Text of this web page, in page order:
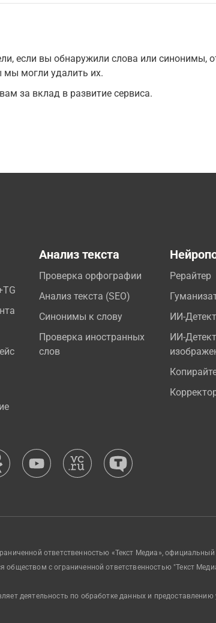
если вы обнаружили слова или синонимы,
мы могли удалить их.
за вклад в развитие сервиса.
Анализ текста
Проверка орфографии
Анализ текста (SEO)
Синонимы к слову
Проверка иностранных
слов
Рерайтер
ИИ-
ИИ-
ответственностью «Текст Медиа», официальный
обществом с ограниченной ответственностью "Текст
деятельность по обработке данных и